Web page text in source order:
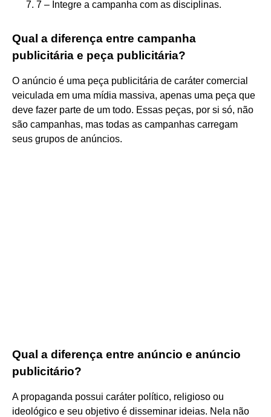
7 – Integre a campanha com as disciplinas.
Qual a diferença entre campanha
publicitária e peça publicitária?
O anúncio é uma peça publicitária de caráter comercial
veiculada em uma mídia massiva, apenas uma peça que
deve fazer parte de um todo. Essas peças, por si só, não
são campanhas, mas todas as campanhas carregam
seus grupos de anúncios.
Qual a diferença entre anúncio e anúncio
publicitário?
A propaganda possui caráter político, religioso ou
ideológico e seu objetivo é disseminar ideias. Nela não